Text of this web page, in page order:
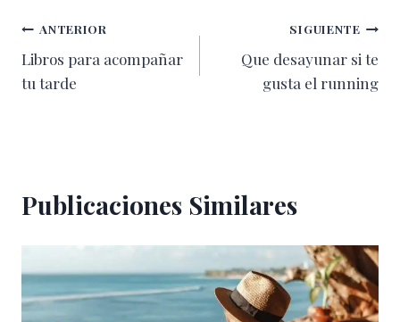
Navegación
de
ANTERIOR
Libros para acompañar
tu tarde
SIGUIENTE
Que desayunar si te
gusta el running
Publicaciones Similares